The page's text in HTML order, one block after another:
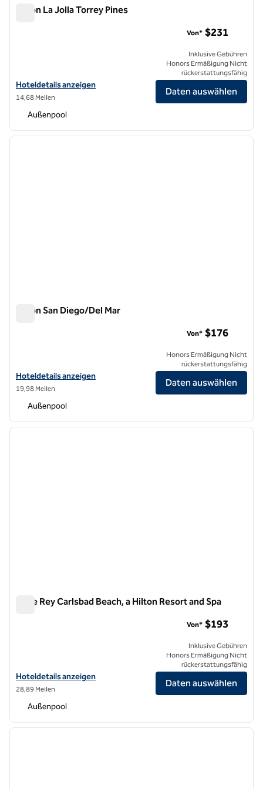
Hilton La Jolla Torrey Pines
Hoteldetails für das Hilton La Jolla Torrey Pines anzeigen
Hoteldetails anzeigen
14,68 Meilen
Von* $231
Inklusive Gebühren
Honors Ermäßigung Nicht
rückerstattungsfähig
Daten auswählen
Außenpool
1 von 10
Hilton San Diego/Del Mar
Hoteldetails für das Hilton San Diego/Del Mar anzeigen
Hoteldetails anzeigen
19,98 Meilen
Von* $176
Honors Ermäßigung Nicht
rückerstattungsfähig
Daten auswählen
Außenpool
1 von 12
Cape Rey Carlsbad Beach, a Hilton Resort and Spa
Hoteldetails zum Cape Rey Carlsbad Beach anzeigen, einem Hilton
Hoteldetails anzeigen
28,89 Meilen
Von* $193
Inklusive Gebühren
Honors Ermäßigung Nicht
rückerstattungsfähig
Daten auswählen
Außenpool
1 von 12